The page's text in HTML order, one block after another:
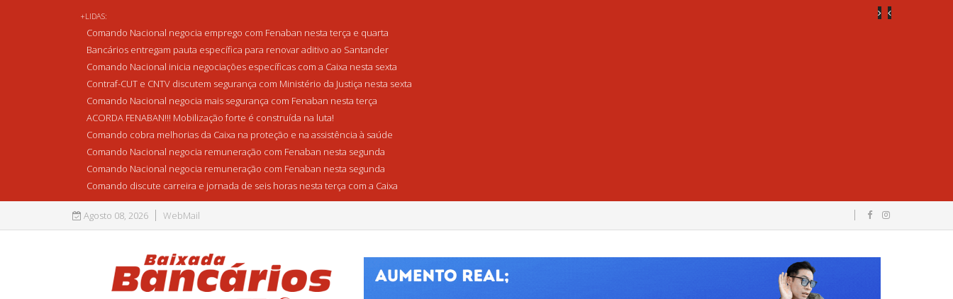
+LIDAS:
Comando Nacional negocia emprego com Fenaban nesta terça e quarta
Bancários entregam pauta específica para renovar aditivo ao Santander
Comando Nacional inicia negociações específicas com a Caixa nesta sexta
Contraf-CUT e CNTV discutem segurança com Ministério da Justiça nesta sexta
Comando Nacional negocia mais segurança com Fenaban nesta terça
ACORDA FENABAN!!! Mobilização forte é construída na luta!
Comando cobra melhorias da Caixa na proteção e na assistência à saúde
Comando Nacional negocia remuneração com Fenaban nesta segunda
Comando Nacional negocia remuneração com Fenaban nesta segunda
Comando discute carreira e jornada de seis horas nesta terça com a Caixa
Agosto 08, 2026 WebMail